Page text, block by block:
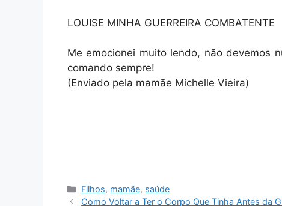
LOUISE MINHA GUERREIRA COMBATENTE
Me emocionei muito lendo, não devemos
comando sempre!
(Enviado pela mamãe Michelle Vieira)
Categorias
Filhos, mamãe, saúde
Como Voltar a Ter o Corpo Que Tinha Antes da